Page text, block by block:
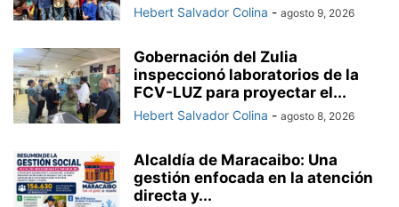
Hebert Salvador Colina - agosto 9, 2026
Gobernación del Zulia
inspeccionó laboratorios de la
FCV-LUZ para proyectar el...
Hebert Salvador Colina - agosto 8, 2026
Alcaldía de Maracaibo: Una
gestión enfocada en la atención
directa y...